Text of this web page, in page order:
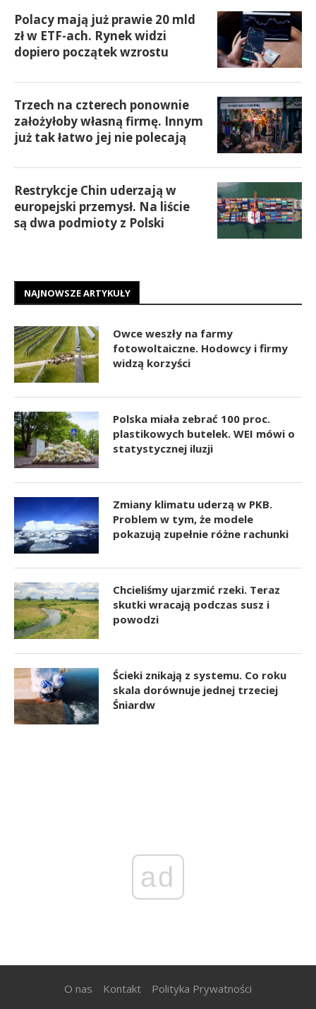
Polacy mają już prawie 20 mld
zł w ETF-ach. Rynek widzi
dopiero początek wzrostu
Trzech na czterech ponownie
założyłoby własną firmę. Innym
już tak łatwo jej nie polecają
Restrykcje Chin uderzają w
europejski przemysł. Na liście
są dwa podmioty z Polski
NAJNOWSZE ARTYKUŁY
Owce weszły na farmy
fotowoltaiczne. Hodowcy i firmy
widzą korzyści
Polska miała zebrać 100 proc.
plastikowych butelek. WEI mówi o
statystycznej iluzji
Zmiany klimatu uderzą w PKB.
Problem w tym, że modele
pokazują zupełnie różne rachunki
Chcieliśmy ujarzmić rzeki. Teraz
skutki wracają podczas susz i
powodzi
Ścieki znikają z systemu. Co roku
skala dorównuje jednej trzeciej
Śniardw
ad
O nas Kontakt Polityka Prywatności